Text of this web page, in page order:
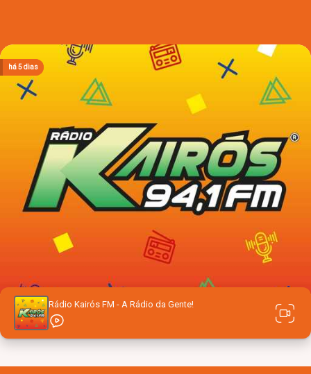
Rádio Kairós FM - A Rádio da Gente!
há 1 dia
há 1 dia
há 1 dia
há 5 dias
há 5 dias